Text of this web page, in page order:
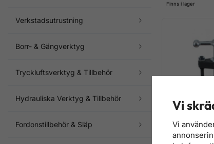
Verkstadsutrustning
Borr- & Gängverktyg
Tryckluftsverktyg & Tillbehör
Hydrauliska Verktyg & Tillbehör
Fordonstillbehör & Släp
Finns i lager
Vi
Vi